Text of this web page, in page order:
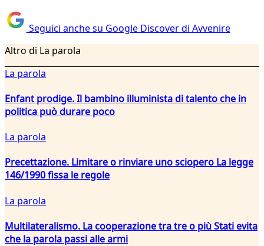
Seguici anche su Google Discover di Avvenire
Altro di La parola
La parola
Enfant prodige. Il bambino illuminista di talento che in
politica può durare poco
La parola
Precettazione. Limitare o rinviare uno sciopero La legge
146/1990 fissa le regole
La parola
Multilateralismo. La cooperazione tra tre o più Stati evita
che la parola passi alle armi